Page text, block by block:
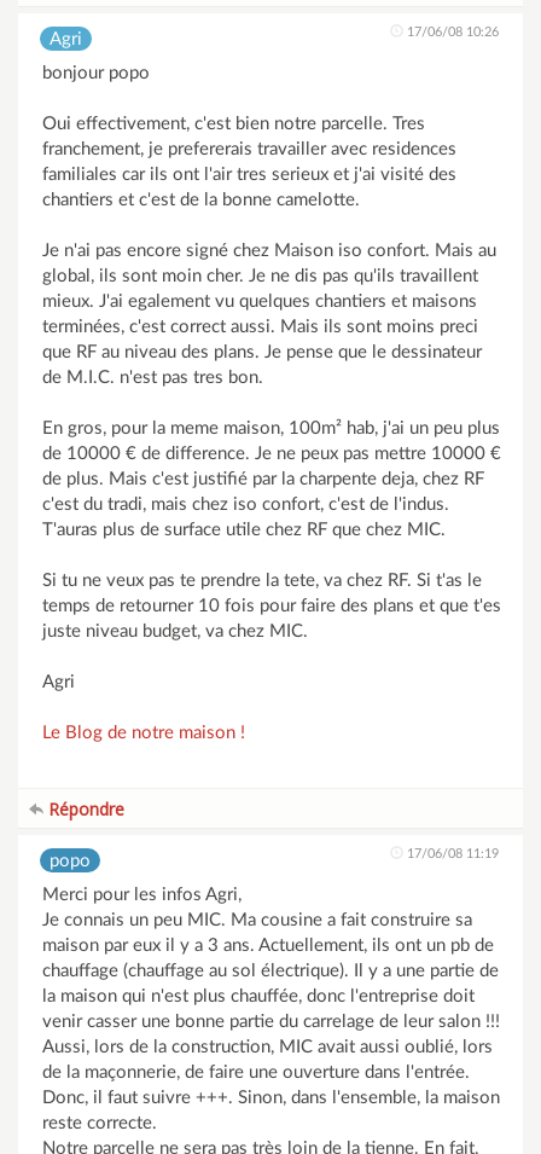
Agri 17/06/08 10:26
bonjour popo
Oui effectivement, c'est bien notre parcelle. Tres
franchement, je prefererais travailler avec residences
familiales car ils ont l'air tres serieux et j'ai visité des
chantiers et c'est de la bonne camelotte.
Je n'ai pas encore signé chez Maison iso confort. Mais au
global, ils sont moin cher. Je ne dis pas qu'ils travaillent
mieux. J'ai egalement vu quelques chantiers et maisons
terminées, c'est correct aussi. Mais ils sont moins preci
que RF au niveau des plans. Je pense que le dessinateur
de M.I.C. n'est pas tres bon.
En gros, pour la meme maison, 100m² hab, j'ai un peu plus
de 10000 € de difference. Je ne peux pas mettre 10000 €
de plus. Mais c'est justifié par la charpente deja, chez RF
c'est du tradi, mais chez iso confort, c'est de l'indus.
T'auras plus de surface utile chez RF que chez MIC.
Si tu ne veux pas te prendre la tete, va chez RF. Si t'as le
temps de retourner 10 fois pour faire des plans et que t'es
juste niveau budget, va chez MIC.
Agri
Le Blog de notre maison !
Répondre
popo 17/06/08 11:19
Merci pour les infos Agri,
Je connais un peu MIC. Ma cousine a fait construire sa
maison par eux il y a 3 ans. Actuellement, ils ont un pb de
chauffage (chauffage au sol électrique). Il y a une partie de
la maison qui n'est plus chauffée, donc l'entreprise doit
venir casser une bonne partie du carrelage de leur salon !!!
Aussi, lors de la construction, MIC avait aussi oublié, lors
de la maçonnerie, de faire une ouverture dans l'entrée.
Donc, il faut suivre +++. Sinon, dans l'ensemble, la maison
reste correcte.
Notre parcelle ne sera pas très loin de la tienne. En fait,